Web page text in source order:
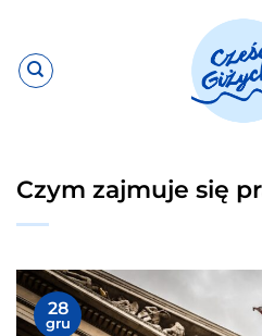
zawartości
Czym zajmuje się
28
gru